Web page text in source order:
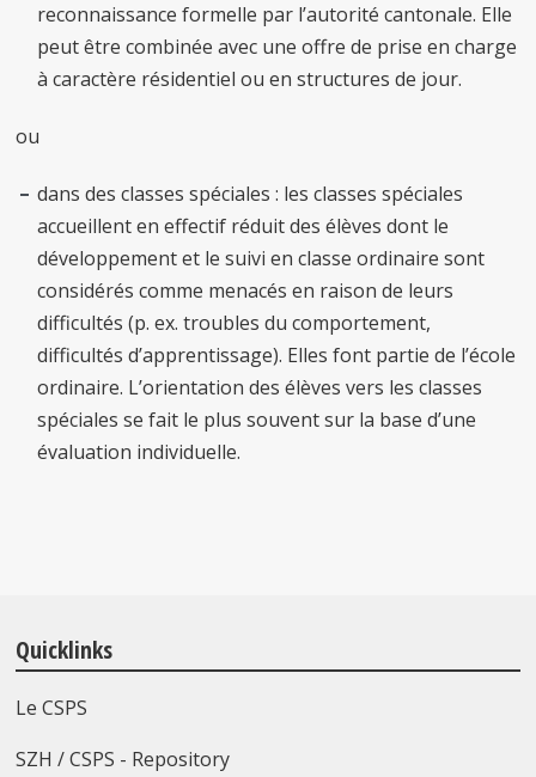
reconnaissance formelle par l’autorité cantonale. Elle
peut être combinée avec une offre de prise en charge
à caractère résidentiel ou en structures de jour.
ou
dans des classes spéciales : les classes spéciales
accueillent en effectif réduit des élèves dont le
développement et le suivi en classe ordinaire sont
considérés comme menacés en raison de leurs
difficultés (p. ex. troubles du comportement,
difficultés d’apprentissage). Elles font partie de l’école
ordinaire. L’orientation des élèves vers les classes
spéciales se fait le plus souvent sur la base d’une
évaluation individuelle.
Quicklinks
Le CSPS
SZH / CSPS - Repository